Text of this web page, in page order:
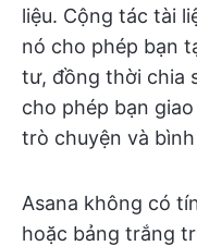
liệu. Cộng tác tài
nó cho phép bạn
tư, đồng thời chia
cho phép bạn
trò chuyện và bình
Asana không có
hoặc bảng trắng